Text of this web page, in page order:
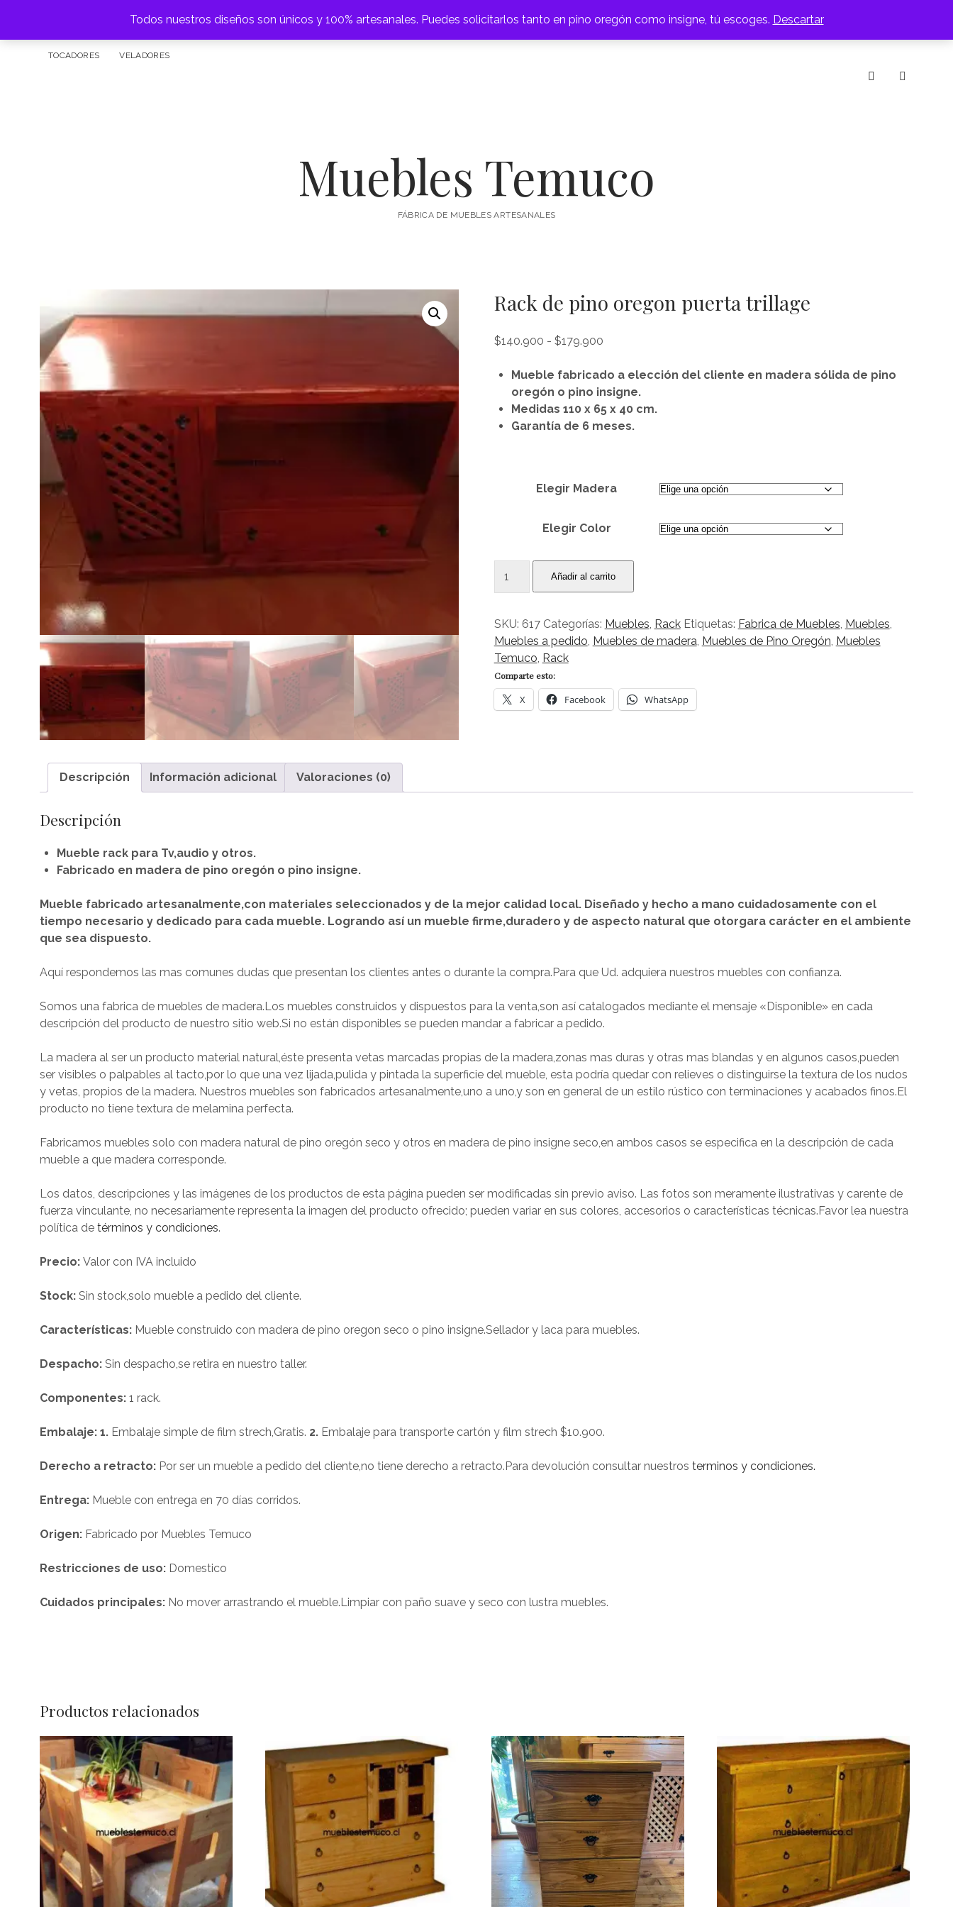
Todos nuestros diseños son únicos y 100% artesanales. Puedes solicitarlos tanto en pino oregón como insigne, tú escoges. Descartar
menú
TOCADORES VELADORES
instagram
Muebles Temuco
FÁBRICA DE MUEBLES ARTESANALES
Rack de pino oregon puerta trillage
$140.900 - $179.900Rango
precios:
desde
$140.900
hasta
Mueble fabricado a elección del cliente en madera sólida de pino
oregón o pino insigne.
Medidas 110 x 65 x 40 cm.
Garantía de 6 meses.
Elegir Madera
Elegir Color
de
oregon
puerta
trillage
cantidad
Añadir al carrito
SKU: 617 Categorías: Muebles, Rack Etiquetas: Fabrica de Muebles, Muebles,
Muebles a pedido, Muebles de madera, Muebles de Pino Oregón, Muebles
Temuco, Rack
Comparte esto:
X Facebook WhatsApp
Descripción Información adicional Valoraciones (0)
Descripción
Mueble rack para Tv,audio y otros.
Fabricado en madera de pino oregón o pino insigne.
Mueble fabricado artesanalmente,con materiales seleccionados y de la mejor calidad local. Diseñado y hecho a mano cuidadosamente con el
tiempo necesario y dedicado para cada mueble. Logrando así un mueble firme,duradero y de aspecto natural que otorgara carácter en el ambiente
que sea dispuesto.
Aquí respondemos las mas comunes dudas que presentan los clientes antes o durante la compra.Para que Ud. adquiera nuestros muebles con confianza.
Somos una fabrica de muebles de madera.Los muebles construidos y dispuestos para la venta,son así catalogados mediante el mensaje «Disponible» en cada
descripción del producto de nuestro sitio web.Si no están disponibles se pueden mandar a fabricar a pedido.
La madera al ser un producto material natural,éste presenta vetas marcadas propias de la madera,zonas mas duras y otras mas blandas y en algunos casos,pueden
ser visibles o palpables al tacto,por lo que una vez lijada,pulida y pintada la superficie del mueble, esta podría quedar con relieves o distinguirse la textura de los nudos
y vetas, propios de la madera. Nuestros muebles son fabricados artesanalmente,uno a uno,y son en general de un estilo rústico con terminaciones y acabados finos.El
producto no tiene textura de melamina perfecta.
Fabricamos muebles solo con madera natural de pino oregón seco y otros en madera de pino insigne seco,en ambos casos se especifica en la descripción de cada
mueble a que madera corresponde.
Los datos, descripciones y las imágenes de los productos de esta página pueden ser modificadas sin previo aviso. Las fotos son meramente ilustrativas y carente de
fuerza vinculante, no necesariamente representa la imagen del producto ofrecido; pueden variar en sus colores, accesorios o características técnicas.Favor lea nuestra
política de términos y condiciones.
Precio: Valor con IVA incluido
Stock: Sin stock,solo mueble a pedido del cliente.
Características: Mueble construido con madera de pino oregon seco o pino insigne.Sellador y laca para muebles.
Despacho: Sin despacho,se retira en nuestro taller.
Componentes: 1 rack.
Embalaje: 1. Embalaje simple de film strech,Gratis. 2. Embalaje para transporte cartón y film strech $10.900.
Derecho a retracto: Por ser un mueble a pedido del cliente,no tiene derecho a retracto.Para devolución consultar nuestros terminos y condiciones.
Entrega: Mueble con entrega en 70 días corridos.
Origen: Fabricado por Muebles Temuco
Restricciones de uso: Domestico
Cuidados principales: No mover arrastrando el mueble.Limpiar con paño suave y seco con lustra muebles.
Productos relacionados